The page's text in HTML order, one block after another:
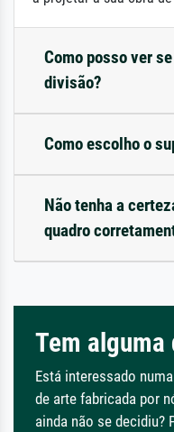
Como posso ver
divisão?
Como escolho o
Não tenha a
quadro
Tem alguma
Está interessado
de arte fabricada por
ainda não se decidiu?